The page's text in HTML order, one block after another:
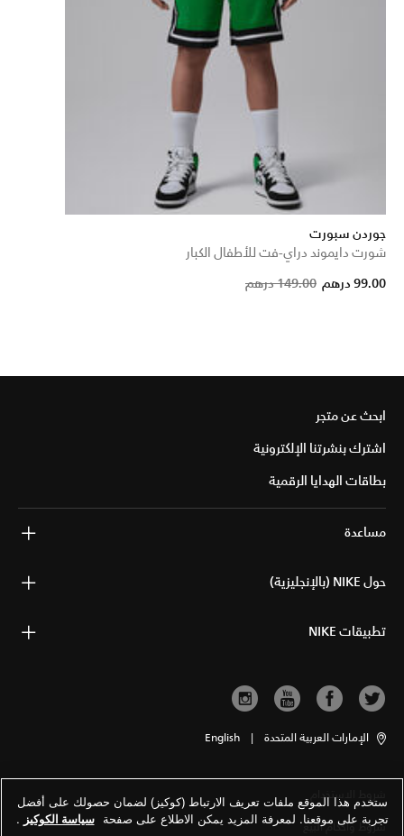
جوردن سبورت
شورت دايموند دراي-فت للأطفال الكبار
Price 149.00 درهم to99.00 درهم
ابحث عن متجر
اشترك بنشرتنا الإلكترونية
بطاقات الهدايا الرقمية
مساعدة
حول NIKE (بالإنجليزية)
تطبيقات NIKE
الإمارات العربية المتحدة |
English
شروط الاستخدام
شروط وأحكام البيع
ستخدم هذا الموقع ملفات تعريف الارتباط (كوكيز) لضمان حصولك على أفضل
تجربة على موقعنا. لمعرفة المزيد يمكن الاطلاع على صفحة سياسة الكوكيز .